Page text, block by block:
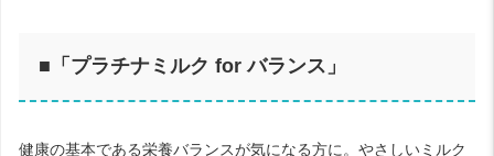
■「プラチナミルク for バランス」
健康の基本である栄養バランスが気になる方に。やさしいミルク